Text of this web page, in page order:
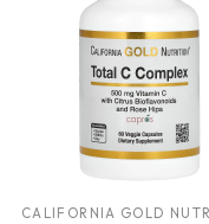
CALIFORNIA GOLD